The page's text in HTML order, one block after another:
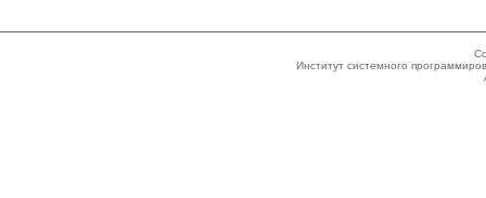
Институт системного